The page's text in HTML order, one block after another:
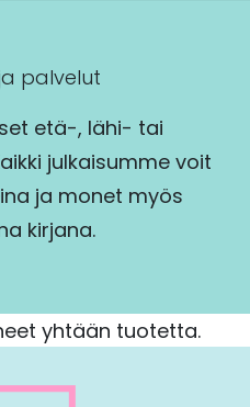
palvelut
etä-, lähi- tai
julkaisumme voit
ja monet myös
kirjana.
yhtään tuotetta.